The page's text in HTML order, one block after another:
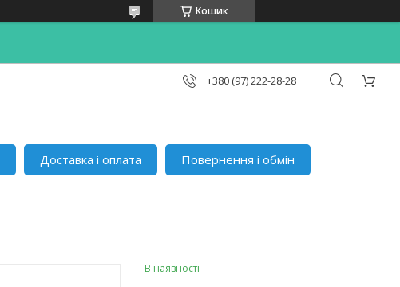
Кошик
+380 (97) 222-28-28
Доставка і оплата Повернення і обмін
В наявності